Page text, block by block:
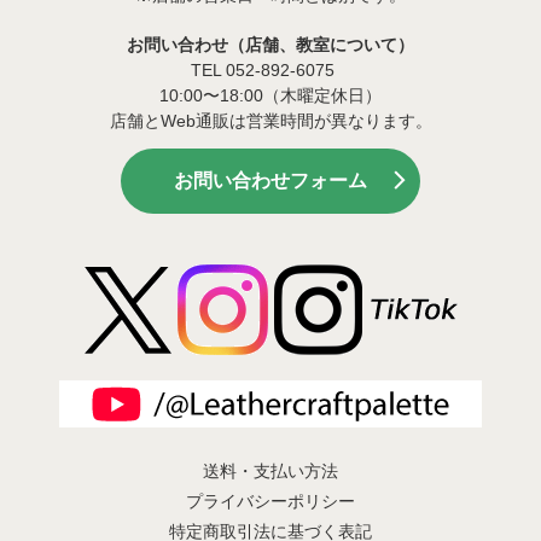
お問い合わせ（店舗、教室について）
TEL 052-892-6075
10:00〜18:00（木曜定休日）
店舗とWeb通販は営業時間が異なります。
お問い合わせフォーム
送料・支払い方法
プライバシーポリシー
特定商取引法に基づく表記